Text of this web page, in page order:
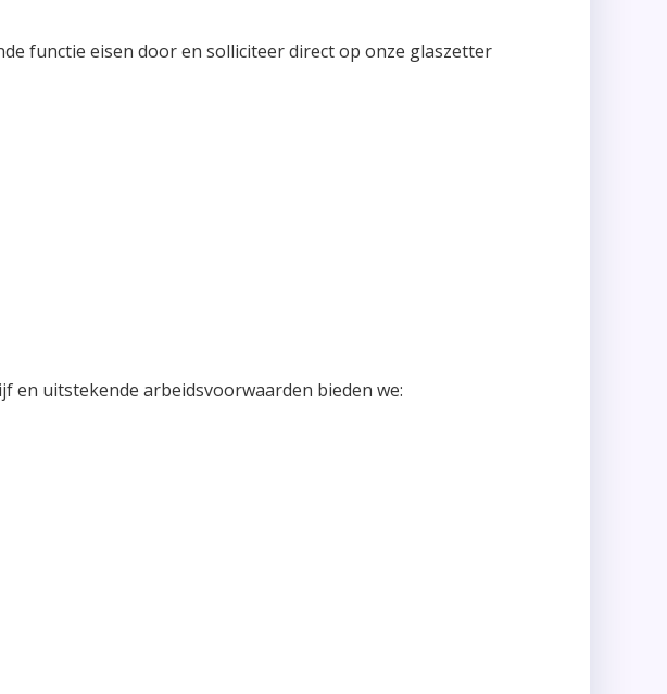
functie eisen door en solliciteer direct op onze glaszetter
en uitstekende arbeidsvoorwaarden bieden we: